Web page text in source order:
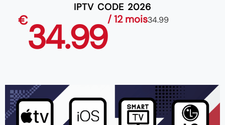
IPTV CODE 2026
€34.99/ 12 mois34.99